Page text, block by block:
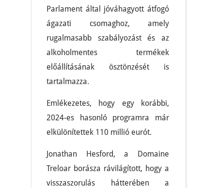
Parlament által jóváhagyott átfogó
ágazati csomaghoz, amely
rugalmasabb szabályozást és az
alkoholmentes termékek
előállításának ösztönzését is
tartalmazza.
Emlékezetes, hogy egy korábbi,
2024-es hasonló programra már
elkülönítettek 110 millió eurót.
Jonathan Hesford, a Domaine
Treloar borásza rávilágított, hogy a
visszaszorulás hátterében a